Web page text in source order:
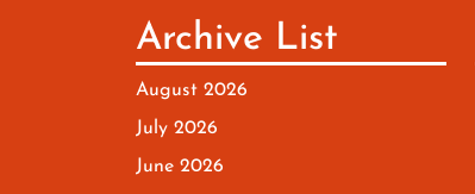
Archive List
August 2026
July 2026
June 2026